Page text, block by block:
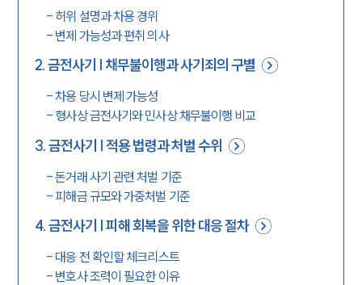
- 허위 설명과 차용 경위
- 변제 가능성과 편취 의사
2.금전사기 | 채무불이행과 사기죄의 구별
-차용 당시 변제 가능성
- 형사상 금전사기와 민사상 채무불이행 비교
3.금전사기 | 적용 법령과 처벌 수위
-돈거래 사기 관련 처벌 기준
- 피해금 규모와 가중처벌 기준
4.금전사기 | 피해 회복을 위한 대응 절차
- 대응 전 확인할 체크리스트
- 변호사 조력이 필요한 이유